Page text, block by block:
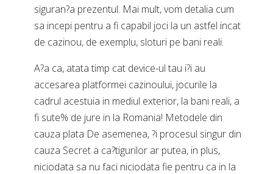
siguran?a prezentul. Mai mult, vom detalia cum
sa incepi pentru a fi capabil joci la un astfel incat
de cazinou, de exemplu, sloturi pe bani reali.
A?a ca, atata timp cat device-ul tau i?i au
accesarea platformei cazinoului, jocurile la
cadrul acestuia in mediul exterior, la bani reali, a
fi sute% de jure in la Romania! Metodele din
cauza plata De asemenea, ?i procesul singur din
cauza Secret a ca?tigurilor ar putea, in plus,
niciodata sa nu faci niciodata fie pentru ca in la